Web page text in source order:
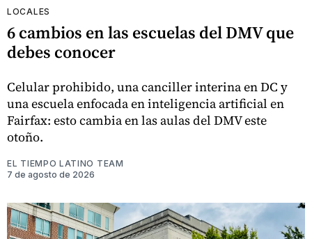
LOCALES
6 cambios en las escuelas del DMV que
debes conocer
Celular prohibido, una canciller interina en DC y
una escuela enfocada en inteligencia artificial en
Fairfax: esto cambia en las aulas del DMV este
otoño.
EL TIEMPO LATINO TEAM
7 de agosto de 2026